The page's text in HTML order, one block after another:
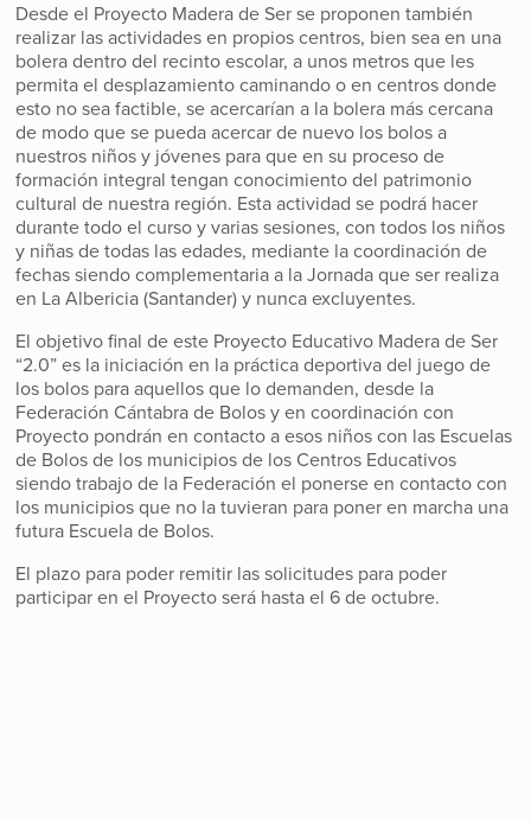
Desde el Proyecto Madera de Ser se proponen también
realizar las actividades en propios centros, bien sea en una
bolera dentro del recinto escolar, a unos metros que les
permita el desplazamiento caminando o en centros donde
esto no sea factible, se acercarían a la bolera más cercana
de modo que se pueda acercar de nuevo los bolos a
nuestros niños y jóvenes para que en su proceso de
formación integral tengan conocimiento del patrimonio
cultural de nuestra región. Esta actividad se podrá hacer
durante todo el curso y varias sesiones, con todos los niños
y niñas de todas las edades, mediante la coordinación de
fechas siendo complementaria a la Jornada que ser realiza
en La Albericia (Santander) y nunca excluyentes.
El objetivo final de este Proyecto Educativo Madera de Ser
“2.0” es la iniciación en la práctica deportiva del juego de
los bolos para aquellos que lo demanden, desde la
Federación Cántabra de Bolos y en coordinación con
Proyecto pondrán en contacto a esos niños con las Escuelas
de Bolos de los municipios de los Centros Educativos
siendo trabajo de la Federación el ponerse en contacto con
los municipios que no la tuvieran para poner en marcha una
futura Escuela de Bolos.
El plazo para poder remitir las solicitudes para poder
participar en el Proyecto será hasta el 6 de octubre.